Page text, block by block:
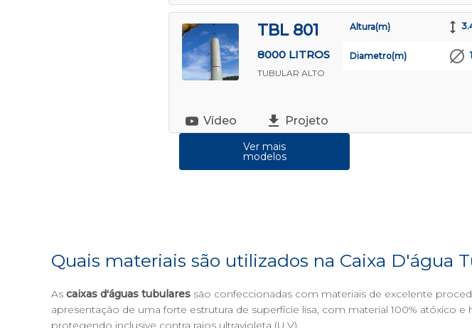
TBL 801
8000 LITROS
TUBULAR ALTO
Vídeo Projeto
Altura(m)
Diametro(m)
Ver mais
modelos
Quais materiais são utilizados na Caixa D'água
As caixas d'águas tubulares são confeccionadas com materiais de excelente
apresentação de uma forte estrutura de superfície lisa, com material 100% atóxico
protegendo inclusive contra raios ultravioleta (U.V).